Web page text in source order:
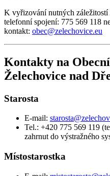
K vyřizování nutných
telefonní spojení: 775 569 118
kontakt: obec@zelechovice.eu
Kontakty na
Želechovice nad
Starosta
E-mail:
Tel.: +420 775 569 119
zahrnut do výstražného
Místostarostka